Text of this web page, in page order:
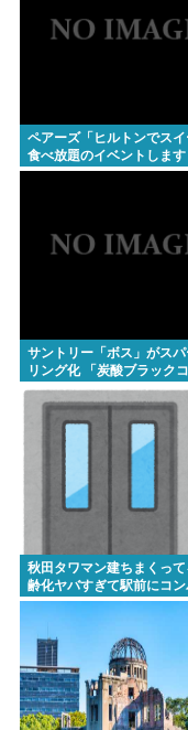
ペアーズ「ヒルトンでス
食べ放題のイベントしま
2500円男7000円！！！
サントリー「ボス」がスパ
リング化 「炭酸ブラック
ー」に
秋田タワマン建ちまくっ
齢化ヤバすぎて駅前にコン
トシティつくって...